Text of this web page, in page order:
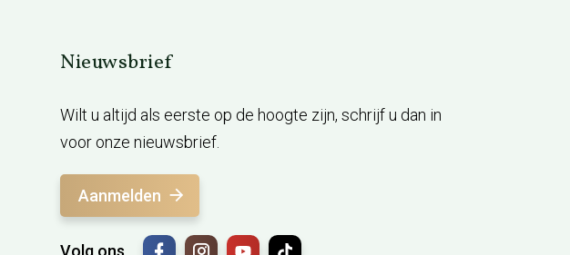
Nieuwsbrief
Wilt u altijd als eerste op de hoogte zijn, schrijf u dan in
voor onze nieuwsbrief.
Aanmelden
Volg ons